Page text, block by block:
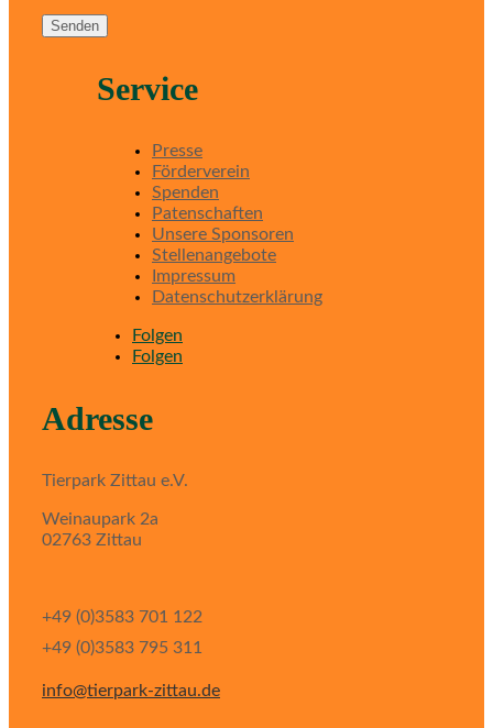
Senden
Service
Presse
Förderverein
Spenden
Patenschaften
Unsere Sponsoren
Stellenangebote
Impressum
Datenschutzerklärung
Folgen
Folgen
Adresse
Tierpark Zittau e.V.
Weinaupark 2a
02763 Zittau
+49 (0)3583 701 122
+49 (0)3583 795 311
info@tierpark-zittau.de